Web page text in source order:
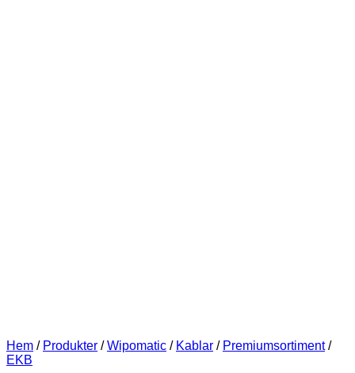
Hem / Produkter / Wipomatic / Kablar / Premiumsortiment /
EKB